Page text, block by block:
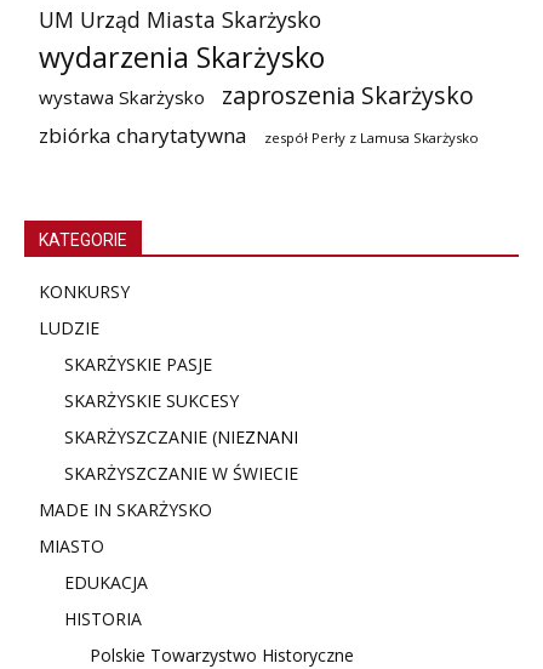
UM Urząd Miasta Skarżysko
wydarzenia Skarżysko
wystawa Skarżysko zaproszenia Skarżysko
zbiórka charytatywna zespół Perły z Lamusa Skarżysko
KATEGORIE
KONKURSY
LUDZIE
SKARŻYSKIE PASJE
SKARŻYSKIE SUKCESY
SKARŻYSZCZANIE (NIEZNANI
SKARŻYSZCZANIE W ŚWIECIE
MADE IN SKARŻYSKO
MIASTO
EDUKACJA
HISTORIA
Polskie Towarzystwo Historyczne